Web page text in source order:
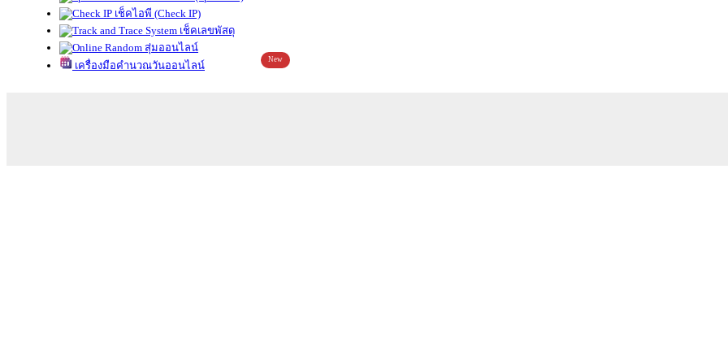
เช็คไอพี (Check IP)
เช็คเลขพัสดุ
สุ่มออนไลน์
เครื่องมือคำนวณวันออนไลน์
New